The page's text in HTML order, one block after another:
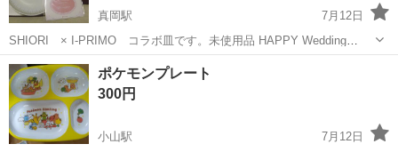
真岡駅
7月12日
SHIORI × I-PRIMO コラボ皿です。未使用品 HAPPY Wedding
Recipe付き(未開封) 大きさは直径約27cmの平皿、洋風柄です。 高級
栃木 真岡市
ポケモンプレート
300円
小山駅
7月12日